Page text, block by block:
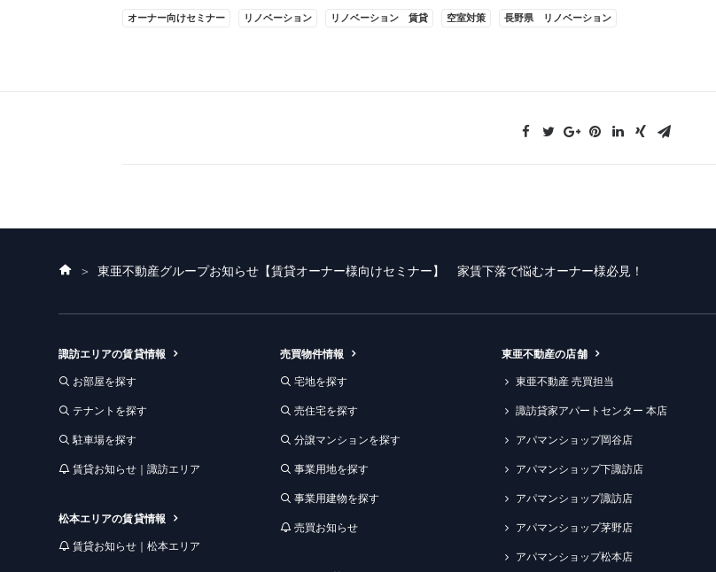
オーナー向けセミナー リノベーション リノベーション 賃貸 空室対策 長野県 リノベーション
ホ
ム
東亜不動産グループお知らせ 【賃貸オーナー様向けセミナー】 家賃下落で悩むオーナー様必見！
諏訪エリアの賃貸情報
お部屋を探す
テナントを探す
駐車場を探す
賃貸お知らせ｜諏訪エリア
松本エリアの賃貸情報
賃貸お知らせ｜松本エリア
売買物件情報
宅地を探す
売住宅を探す
分譲マンションを探す
事業用地を探す
事業用建物を探す
売買お知らせ
東亜不動産の店舗
東亜不動産 売買担当
諏訪貸家アパートセンター 本店
アパマンショップ岡谷店
アパマンショップ下諏訪店
アパマンショップ諏訪店
アパマンショップ茅野店
アパマンショップ松本店